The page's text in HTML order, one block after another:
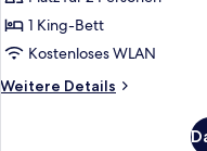
Breakfast)
anzeigen
1 King-Bett
Kostenloses WLAN
Weitere Details
Weitere